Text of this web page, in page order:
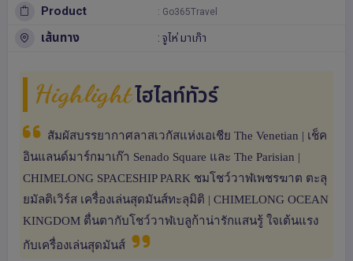
Product : Go365Travel
เส้นทาง : จูไห่ มาเก๊า
Highlight ไฮไลท์ทัวร์
สัมผัสบรรยากาศลาสเวกัสแห่งเอเชีย The Venetian | เช็ค
อินแลนด์มาร์กมาเก๊า Senado Square และ The Parisian |
CHIMELONG SPACESHIP PARK ชมโชว์วาฬเพชรฆาต ตะลุ
ยมัลติเวิร์ส เครื่องเล่นสุดมันส์ทะลุมิติ | CHIMELONG OCEAN
KINGDOM ตื่นตากับโชว์วาฬเบลูก้าน่ารักแสนรู้ ใจเต้นแรง
กับเครื่องเล่นสุดมันส์